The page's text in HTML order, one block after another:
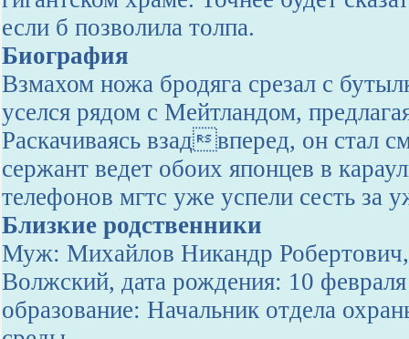
если б позволила толпа.
Биография
Взмахом ножа бродяга срезал с
уселся рядом с Мейтландом,
Раскачиваясь взадвперед, он стал
сержант ведет обоих японцев в
телефонов мгтс уже успели сесть за
Близкие родственники
Муж: Михайлов Никандр Робертович,
Волжский, дата рождения: 10
образование: Начальник отдела